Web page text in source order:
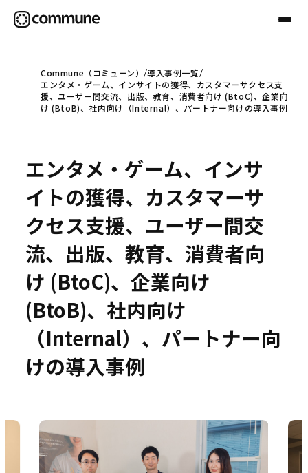
Communeについて
事例
セミナー
お役立ち情報
お問い合わせ
Commune（コミューン）
導入事例一覧
エンタメ・ゲーム、インサイトの獲得、カスタマーサクセス支
援、ユーザー間交流、出版、教育、消費者向け (BtoC)、企業向
け (BtoB)、社内向け（Internal）、パートナー向けの導入事例
エンタメ・ゲーム、インサ
イトの獲得、カスタマーサ
クセス支援、ユーザー間交
流、出版、教育、消費者向
け (BtoC)、企業向け
(BtoB)、社内向け
（Internal）、パートナー向
けの導入事例